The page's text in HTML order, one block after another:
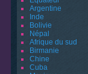
Argentine
Inde
Bolivie
Népal
Afrique du sud
Birmanie
Chine
Cuba